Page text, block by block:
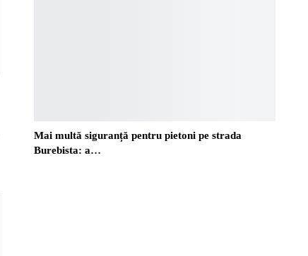
Mai multă siguranță pentru pietoni pe strada
Burebista: a…